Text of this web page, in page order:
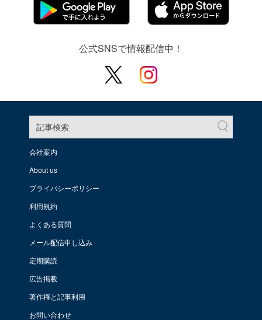
公式SNSで情報配信中！
記事検索
会社案内
About us
プライバシーポリシー
利用規約
よくある質問
メール配信申し込み
定期購読
広告掲載
著作権と記事利用
お問い合わせ